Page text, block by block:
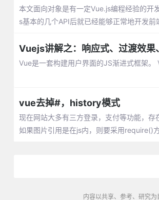
本文面向对象是有一定Vue.js编程经验的开
s基本的几个API后就已经能够正常地开发前
Vuejs讲解之：响应式、过渡效果
Vue是一套构建用户界面的JS渐进式框架。
vue去掉#，history模式
现在网站大多有三方登录，支付等功能，
如果图片引用是在js内，则要采用require()
内容以共享、参考、研究